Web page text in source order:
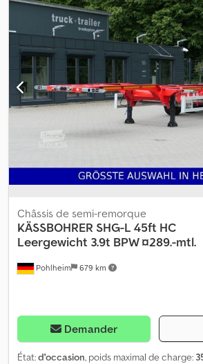
Suspension pneumatique Pneus : 385/55
disque avec ABS et EBS Poids total : 18 000
kg. Charge utile : 15 470 kg. Sellette
entre le centre de la sellette et l’anneau
cm. Anneau d’attelage : 50 mm. Hauteur
homologation pour véhicules NL LZV Sous
vente intermédiaire. Cedpfx Acewkb
Pohlheim 679 km
Châssis de semi-remorque
KÄSSBOHRER SHG-L 45ft HC
Leergewicht 3.9t BPW ¤289.-mtl.
Demander
État:d'occasion, poids maximal de charge: